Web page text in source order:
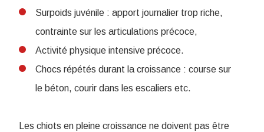
Surpoids juvénile : apport journalier trop riche,
contrainte sur les articulations précoce,
Activité physique intensive précoce.
Chocs répétés durant la croissance : course sur
le béton, courir dans les escaliers etc.
Les chiots en pleine croissance ne doivent pas être